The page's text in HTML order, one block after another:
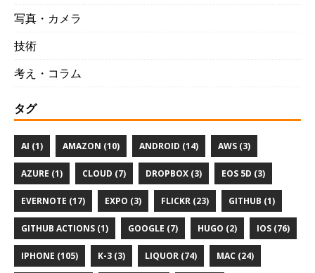
写真・カメラ
技術
考え・コラム
タグ
AI (1) AMAZON (10) ANDROID (14) AWS (3)
AZURE (1) CLOUD (7) DROPBOX (3) EOS 5D (3)
EVERNOTE (17) EXPO (3) FLICKR (23) GITHUB (1)
GITHUB ACTIONS (1) GOOGLE (7) HUGO (2) IOS (76)
IPHONE (105) K-3 (3) LIQUOR (74) MAC (24)